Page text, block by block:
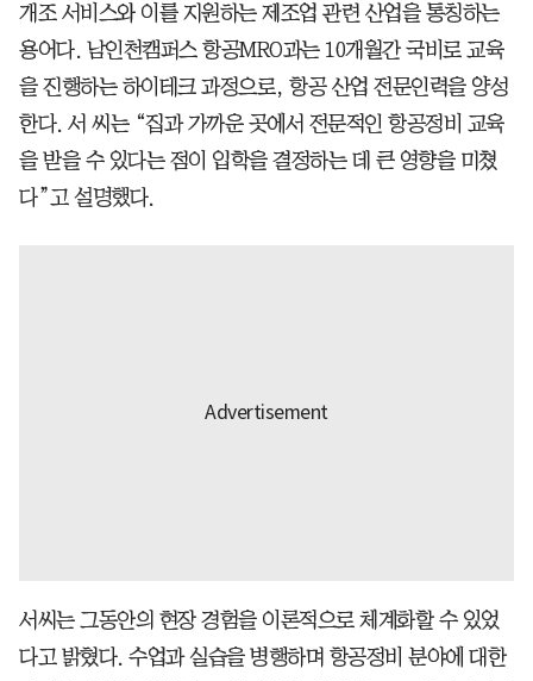
개조 서비스와 이를 지원하는 제조업 관련 산업을 통칭하는
용어다. 남인천캠퍼스 항공MRO과는 10개월간 국비로 교육
을 진행하는 하이테크 과정으로, 항공 산업 전문인력을 양성
한다. 서 씨는 “집과 가까운 곳에서 전문적인 항공정비 교육
을 받을 수 있다는 점이 입학을 결정하는 데 큰 영향을 미쳤
다”고 설명했다.
서씨는 그동안의 현장 경험을 이론적으로 체계화할 수 있었
다고 밝혔다. 수업과 실습을 병행하며 항공정비 분야에 대한